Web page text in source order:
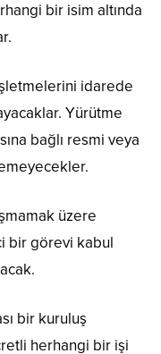
bir isim altında
idarede
Yürütme
bağlı resmi veya
üzere
bir görevi kabul
bir kuruluş
herhangi bir işi